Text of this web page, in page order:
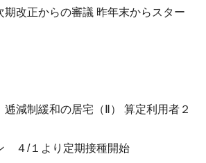
改正からの審議 昨年末からスター
減制緩和の居宅（Ⅱ） 算定利用者２
４/１より定期接種開始